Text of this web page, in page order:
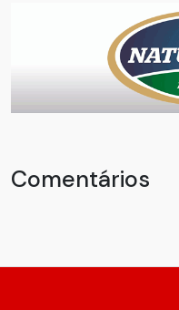
Comentários